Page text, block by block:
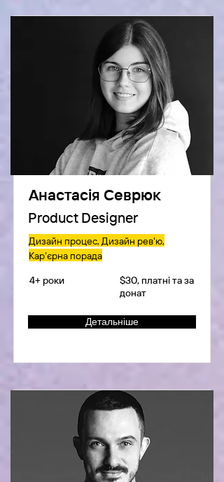
Анастасія Севрюк
Product Designer
Дизайн процес, Дизайн рев'ю,
Кар’єрна порада
4+ роки
$30, платні та за
донат
Детальніше